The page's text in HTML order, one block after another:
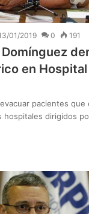
01/2019 0 191
en
pacientes que
hospitales dirigidos